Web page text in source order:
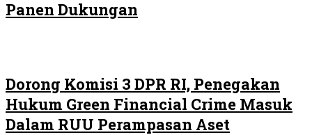
Panen Dukungan
Dorong Komisi 3 DPR RI, Penegakan
Hukum Green Financial Crime Masuk
Dalam RUU Perampasan Aset